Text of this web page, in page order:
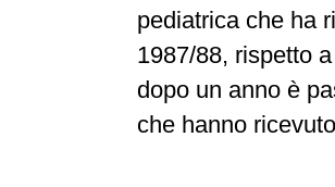
pediatrica che ha
1987/88, rispetto
dopo un anno è
che hanno